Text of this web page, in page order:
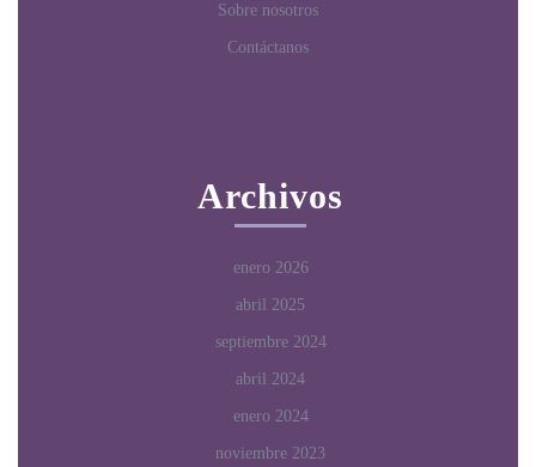
Sobre nosotros
Contáctanos
Archivos
enero 2026
abril 2025
septiembre 2024
abril 2024
enero 2024
noviembre 2023